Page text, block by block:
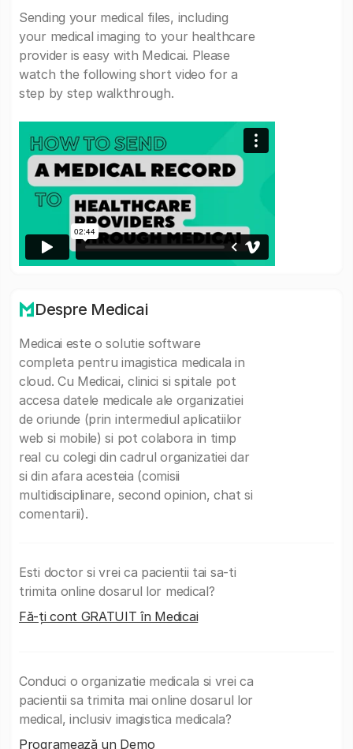
Sending your medical files, including
your medical imaging to your healthcare
provider is easy with Medicai. Please
watch the following short video for a
step by step walkthrough.
Despre Medicai
Medicai este o solutie software
completa pentru imagistica medicala in
cloud. Cu Medicai, clinici si spitale pot
accesa datele medicale ale organizatiei
de oriunde (prin intermediul aplicatiilor
web si mobile) si pot colabora in timp
real cu colegi din cadrul organizatiei dar
si din afara acesteia (comisii
multidisciplinare, second opinion, chat si
comentarii).
Esti doctor si vrei ca pacientii tai sa-ti
trimita online dosarul lor medical?
Fă-ți cont GRATUIT în Medicai
Conduci o organizatie medicala si vrei ca
pacientii sa trimita mai online dosarul lor
medical, inclusiv imagistica medicala?
Programează un Demo